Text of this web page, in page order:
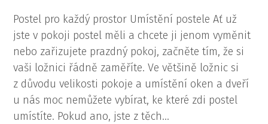
Postel pro každý prostor Umístění postele Ať už
jste v pokoji postel měli a chcete ji jenom vyměnit
nebo zařizujete prazdný pokoj, začněte tím, že si
vaši ložnici řádně zaměříte. Ve většině ložnic si
z důvodu velikosti pokoje a umístění oken a dveří
u nás moc nemůžete vybírat, ke které zdi postel
umístíte. Pokud ano, jste z těch...